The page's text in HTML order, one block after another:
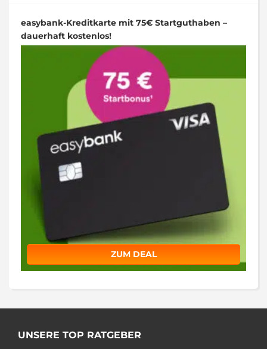
easybank-Kreditkarte mit 75€ Startguthaben –
dauerhaft kostenlos!
ZUM DEAL
UNSERE TOP RATGEBER